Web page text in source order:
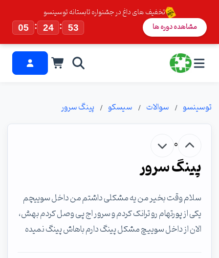
تخفیف های داغ در جشنواره تابستانه توسینسو
05
: 24 : 52 مشاهده دوره ها
توسینسو سوالات سیسکو پینگ سرور
0
پینگ سرور
سلام وقت بخیر من یه مشکلی داشتم من داخل سوییچم
یکی از پورتهام رو ترانک کردم و سرور اج پی وصل کردم بهش،
الان از داخل سوییچ مشکل پینگ دارم باهاش پینگ نمیده